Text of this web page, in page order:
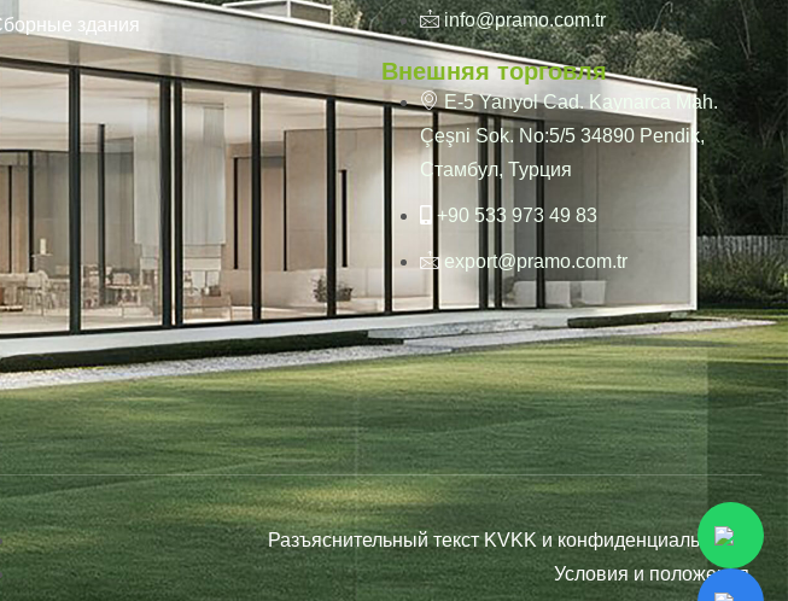
здания info@pramo.com.tr
Внешняя торговля
E-5 Yanyol Cad. Kaynarca Mah.
Çeşni Sok. No:5/5 34890 Pendik,
Стамбул, Турция
+90 533 973 49 83
export@pramo.com.tr
Разъяснительный текст KVKK и конфиденциальность
Условия и положения